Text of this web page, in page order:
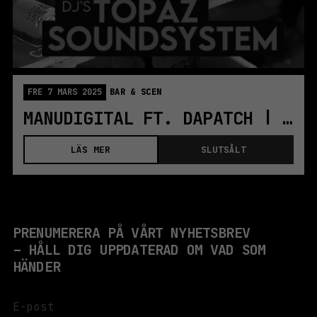
FRE 7 MARS 2025 BAR & SCEN
MANUDIGITAL FT. DAPATCH | KOLLEKTIVET LIVET
SLUTSÅLT
LÄS MER
PRENUMERERA PÅ VÅRT NYHETSBREV
– HÅLL DIG UPPDATERAD OM VAD SOM
HÄNDER